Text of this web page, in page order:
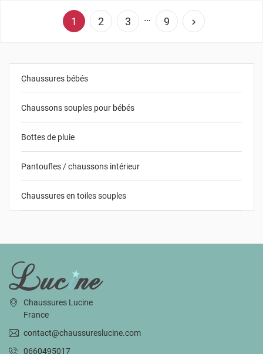
Chaussures bébés
Chaussons souples pour bébés
Bottes de pluie
Pantoufles / chaussons intérieur
Chaussures en toiles souples
1 2 3 … 9 
INFORMATIONS
Chaussures Lucine
France
contact@chaussureslucine.com
0660495017